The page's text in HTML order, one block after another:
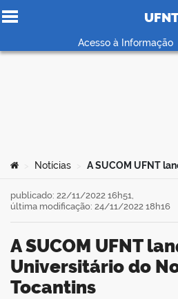
Ir para o conteúdoAcesso à Informação
Você está aqui:
Notícias
A SUCOM UFNT lança o Jornal
Universitário do
Tocantins
publicado: 22/11/2022 16h51,
última modificação: 24/11/2022 18h16